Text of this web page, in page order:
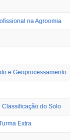
na Agroomia
e Geoprocessamento
Classificação do Solo
Extra